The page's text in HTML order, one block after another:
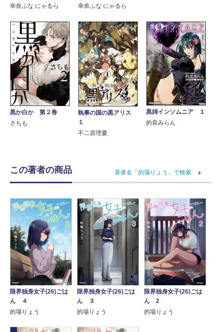
幸奈ふな にゃるら
幸奈ふな にゃるら
黒か白か 第２巻
さちも
執事の国の黒アリス
１
不二原理夏
黒姉インソムニア １
的良みらん
この著者の商品 著者名「的場りょう」で検索
限界独身女子(26)ごは
ん ４
的場りょう
限界独身女子(26)ごは
ん ３
的場りょう
限界独身女子(26)ごは
ん 2
的場りょう